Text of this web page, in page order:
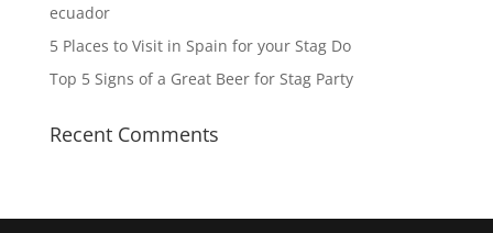
ecuador
5 Places to Visit in Spain for your Stag Do
Top 5 Signs of a Great Beer for Stag Party
Recent Comments